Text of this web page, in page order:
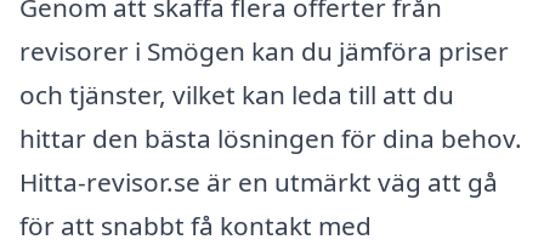
Genom att skaffa flera offerter från
revisorer i Smögen kan du jämföra priser
och tjänster, vilket kan leda till att du
hittar den bästa lösningen för dina behov.
Hitta-revisor.se är en utmärkt väg att gå
för att snabbt få kontakt med